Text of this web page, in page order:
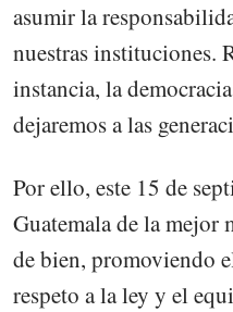
asumir la
nuestras instituciones.
instancia, la
dejaremos a las
Por ello, este 15 de
Guatemala de la mejor
de bien, promoviendo
respeto a la ley y el